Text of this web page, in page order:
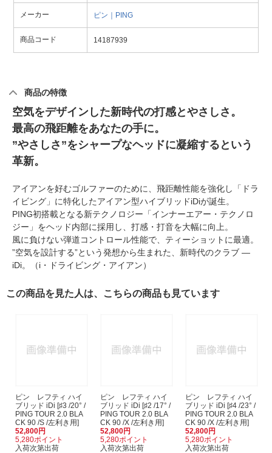
メーカー ピン｜PING
商品コード 14187939
商品の特徴
空気をデザインした新時代の打感とやさしさ。
最高の飛距離をあなたの手に。
”やさしさ”をシャープなヘッドに凝縮するという
革新。
アイアンを好むゴルファーのために、飛距離性能を強化し「ドラ
イビング」に特化したアイアン型ハイブリッドiDiが誕生。
PING初搭載となる新テクノロジー「インナーエアー・テクノロ
ジー」をヘッド内部に採用し、打感・打音を大幅に向上。
風に負けない弾道コントロール性能で、ティーショットに最適。
”空気を設計する”という発想から生まれた、新時代のクラブ ―
iDi。（i・ドライビング・アイアン）
この商品を見た人は、こちらの商品も見ています
ピン レフティ ハイ
ブリッド iDi [♯3 /20° /
PING TOUR 2.0 BLA
CK 90 /S /左利き用]
52,800円
5,280ポイント
入荷次第出荷
ピン レフティ ハイ
ブリッド iDi [♯2 /17° /
PING TOUR 2.0 BLA
CK 90 /X /左利き用]
52,800円
5,280ポイント
入荷次第出荷
ピン レフティ ハイ
ブリッド iDi [♯4 /23° /
PING TOUR 2.0 BLA
CK 90 /X /左利き用]
52,800円
5,280ポイント
入荷次第出荷